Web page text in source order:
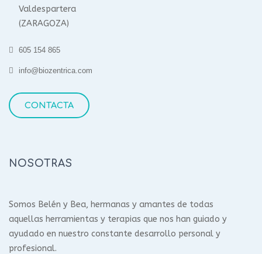
Valdespartera
(ZARAGOZA)
605 154 865
info@biozentrica.com
CONTACTA
NOSOTRAS
Somos Belén y Bea, hermanas y amantes de todas
aquellas herramientas y terapias que nos han guiado y
ayudado en nuestro constante desarrollo personal y
profesional.